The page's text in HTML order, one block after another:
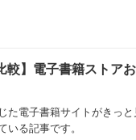
較】電子書籍ストア
た電子書籍サイトがきっ
いる記事です。